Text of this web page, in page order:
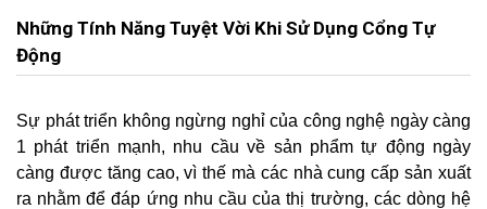
Những Tính Năng Tuyệt Vời Khi Sử Dụng Cổng Tự
Động
Sự phát triển không ngừng nghỉ của công nghệ ngày càng
1 phát triển mạnh, nhu cầu về sản phẩm tự động ngày
càng được tăng cao, vì thế mà các nhà cung cấp sản xuất
ra nhằm để đáp ứng nhu cầu của thị trường, các dòng hệ